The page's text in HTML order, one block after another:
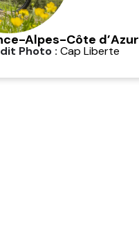
Alpes-Côte d’Azur
Photo : Cap Liberte